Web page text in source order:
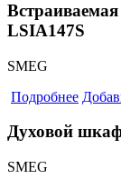
LSIA147S
SMEG
Подробнее
Духовой
SMEG